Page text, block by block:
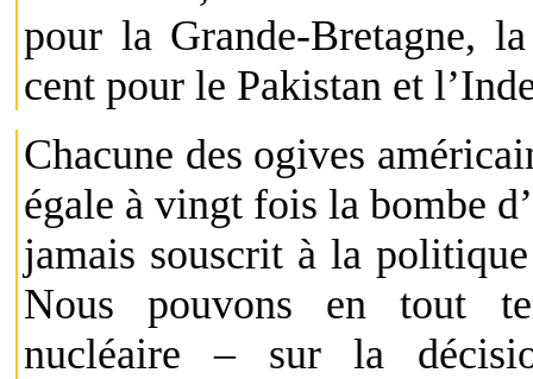
pour la Grande-Bretagne,
cent pour le Pakistan et
Chacune des ogives
égale à vingt fois la bombe
jamais souscrit à la
Nous pouvons en tout
nucléaire – sur la